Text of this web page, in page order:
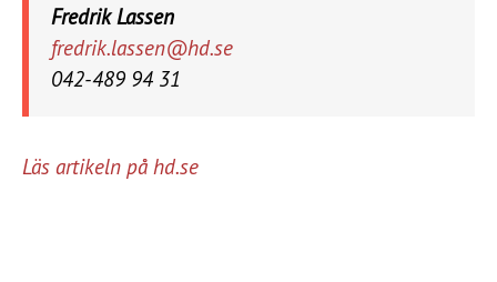
Fredrik Lassen
fredrik.lassen@hd.se
042-489 94 31
Läs artikeln på hd.se